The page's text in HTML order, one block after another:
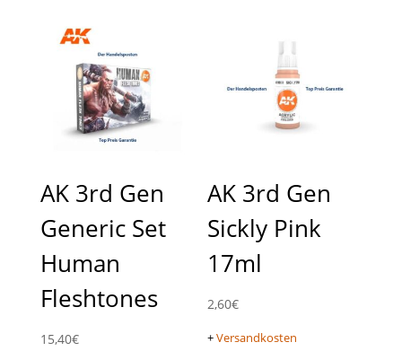
AK 3rd Gen
Generic Set
Human
Fleshtones
15,40€
AK 3rd Gen
Sickly Pink
17ml
2,60€
+Versandkosten